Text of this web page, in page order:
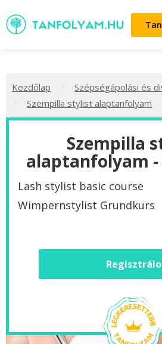
Kezdőlap Szépségápolási és
Szempilla stylist alaptanfolyam
Szempilla
alaptanfolyam -
Lash stylist basic course
Wimpernstylist Grundkurs